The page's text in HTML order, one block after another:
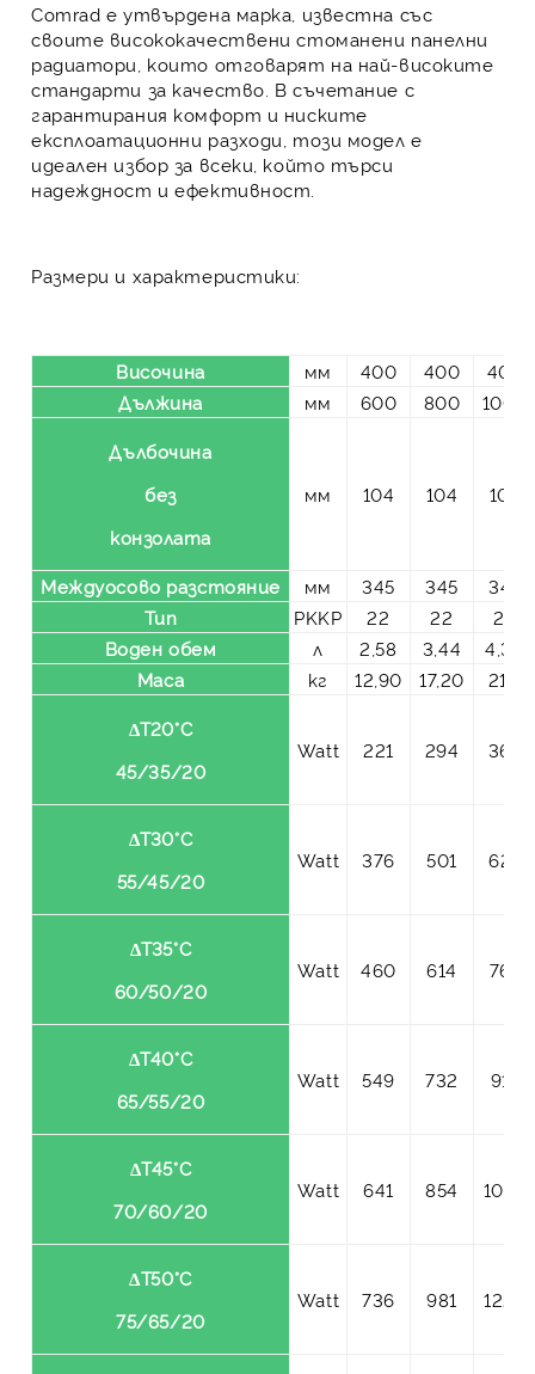
Comrad е утвърдена марка, известна със
своите висококачествени стоманени панелни
радиатори, които отговарят на най-високите
стандарти за качество. В съчетание с
гарантирания комфорт и ниските
експлоатационни разходи, този модел е
идеален избор за всеки, който търси
надеждност и ефективност.
Размери и характеристики:
Височина мм 400 400
400
Дължина
мм 600 800
1000
Дълбочина
без
конзолата
мм 104 104 104
Междуосово разстояние мм 345 345
345
Тип
PKKP 22 22
22
Воден обем
л 2,58 3,44
4,30
Маса
кг 12,90 17,20
21,5
ΔT20°C
45/35/20
Watt 221 294 368
ΔT30°C
55/45/20
Watt 376 501 627
ΔT35°C
60/50/20
Watt 460 614 767
ΔT40°C
65/55/20
Watt 549 732 915
ΔT45°C
70/60/20
Watt 641 854 1068
ΔT50°C
75/65/20
Watt 736 981 1226